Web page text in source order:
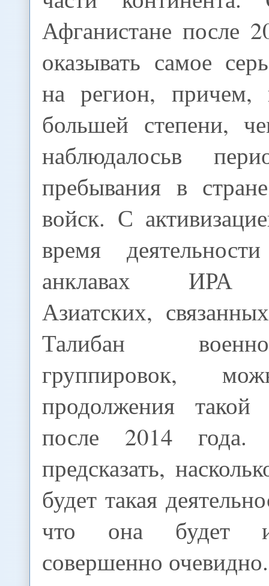
Афганистане после
оказывать самое
на регион, причем,
большей степени,
наблюдалосьв
пребывания в
войск. С
время
анклавах ИРА
Азиатских,
Талибан военно-
группировок,
продолжения такой
после 2014 года.
предсказать,
будет такая
что она будет
совершенно очевидно.